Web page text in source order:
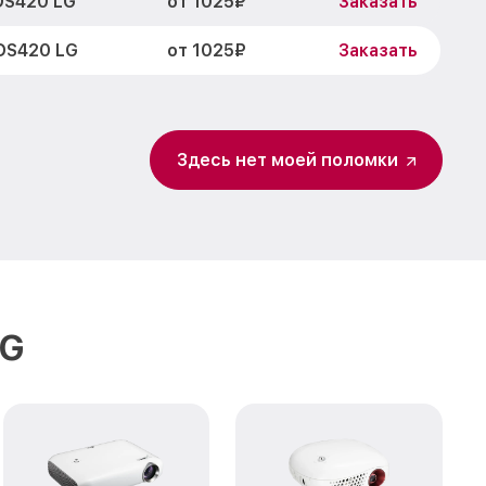
LG от 1025₽ Заказать
от 1300₽ Заказать
Здесь нет моей поломки